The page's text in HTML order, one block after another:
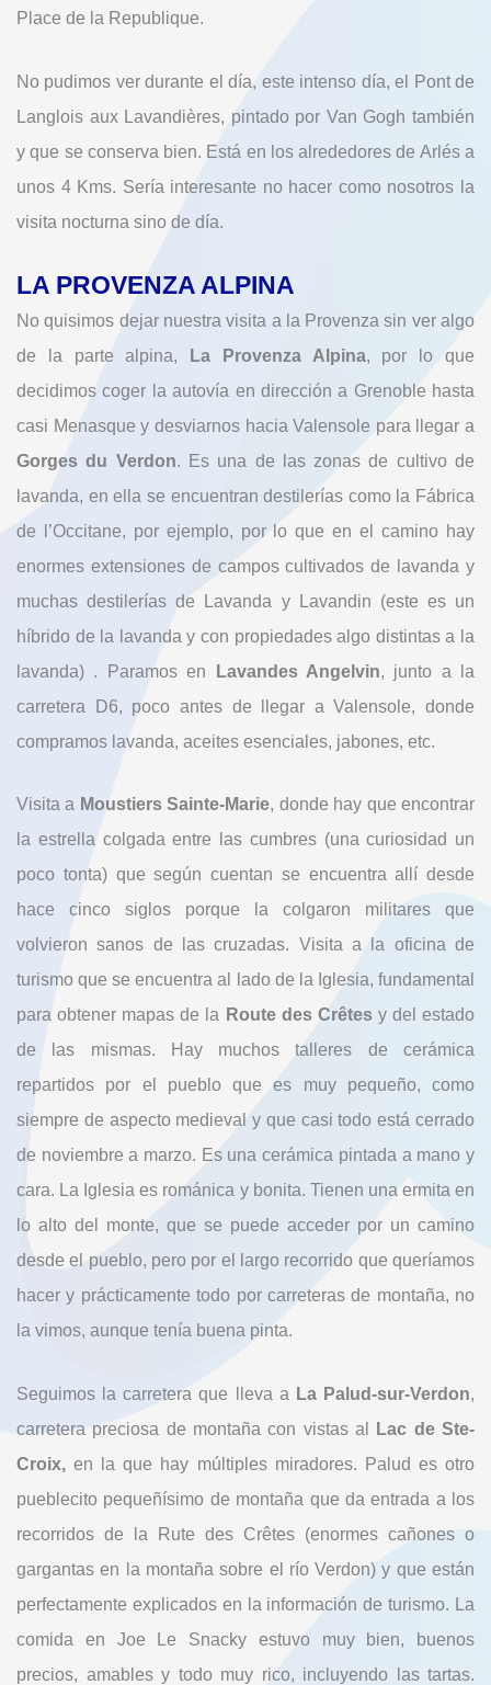
Place de la Republique.
No pudimos ver durante el día, este intenso día, el Pont de
Langlois aux Lavandières, pintado por Van Gogh también
y que se conserva bien. Está en los alrededores de Arlés a
unos 4 Kms. Sería interesante no hacer como nosotros la
visita nocturna sino de día.
LA PROVENZA ALPINA
No quisimos dejar nuestra visita a la Provenza sin ver algo
de la parte alpina,
La Provenza Alpina, por lo que
decidimos coger la autovía en dirección a Grenoble hasta
casi Menasque y desviarnos hacia Valensole para llegar a
Gorges du Verdon. Es una de las zonas de cultivo de
lavanda, en ella se encuentran destilerías como la Fábrica
de l’Occitane, por ejemplo, por lo que en el camino hay
enormes extensiones de campos cultivados de lavanda y
muchas destilerías de Lavanda y Lavandin (este es un
híbrido de la lavanda y con propiedades algo distintas a la
lavanda) . Paramos en
Lavandes Angelvin, junto a la
carretera D6, poco antes de llegar a Valensole, donde
compramos lavanda, aceites esenciales, jabones, etc.
Visita a Moustiers Sainte-Marie, donde hay que encontrar
la estrella colgada entre las cumbres (una curiosidad un
poco tonta) que según cuentan se encuentra allí desde
hace cinco siglos porque la colgaron militares que
volvieron sanos de las cruzadas. Visita a la oficina de
turismo que se encuentra al lado de la Iglesia, fundamental
para obtener mapas de la Route des Crêtesy del estado
de las mismas. Hay muchos talleres de cerámica
repartidos por el pueblo que es muy pequeño, como
siempre de aspecto medieval y que casi todo está cerrado
de noviembre a marzo. Es una cerámica pintada a mano y
cara. La Iglesia es románica y bonita. Tienen una ermita en
lo alto del monte, que se puede acceder por un camino
desde el pueblo, pero por el largo recorrido que queríamos
hacer y prácticamente todo por carreteras de montaña, no
la vimos, aunque tenía buena pinta.
Seguimos la carretera que lleva a La Palud-sur-Verdon,
carretera preciosa de montaña con vistas al
Lac de Ste-
Croix, en la que hay múltiples miradores. Palud es otro
pueblecito pequeñísimo de montaña que da entrada a los
recorridos de la Rute des Crêtes (enormes cañones o
gargantas en la montaña sobre el río Verdon) y que están
perfectamente explicados en la información de turismo. La
comida en Joe Le Snacky estuvo muy bien, buenos
precios, amables y todo muy rico, incluyendo las tartas.